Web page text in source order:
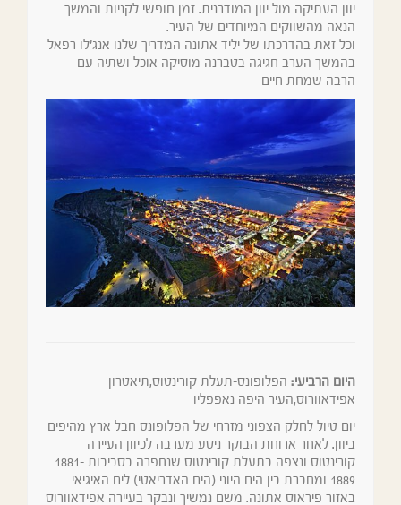
יוון העתיקה מול יוון המודרנית. זמן חופשי לקניות והמשך
הנאה מהשווקים המיוחדים של העיר.
וכל זאת בהדרכתו של יליד אתונה המדריך שלנו אנג'לו רפאל
בהמשך הערב חגיגה בטברנה מוסיקה אוכל ושתיה עם
הרבה שמחת חיים
היום הרביעי: הפלופונס-תעלת קורינטוס,תיאטרון
אפידאוורוס,העיר היפה נאפפליו
יום טיול לחלק הצפוני מזרחי של הפלופונס חבל ארץ מהיפים
ביוון. לאחר ארוחת הבוקר ניסע מערבה לכיוון העיירה
קורינטוס ונצפה בתעלת קורינטוס שנחפרה בסביבות 1881-
1889 ומחברת בין הים היוני (הים האדריאטי) לים האיגיאי
באזור פיראוס אתונה. משם נמשיך ונבקר בעיירה אפידאוורוס